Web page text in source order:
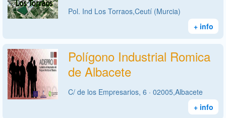
Pol. Ind Los Torraos,Ceutí (Murcia)
+ info
Polígono Industrial Romica
de Albacete
C/ de los Empresarios, 6 · 02005,Albacete
+ info